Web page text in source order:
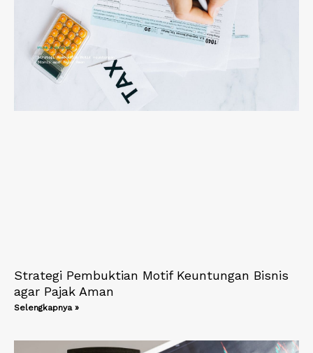
Strategi Pembuktian Motif Keuntungan Bisnis
agar Pajak Aman
Selengkapnya »